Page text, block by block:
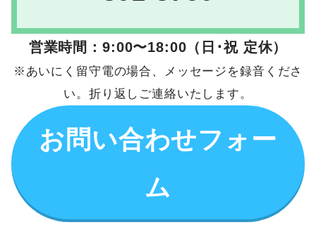
営業時間：9:00〜18:00（日･祝 定休）
※あいにく留守電の場合、メッセージを録音くださ
い。折り返しご連絡いたします。
お問い合わせフォー
ム